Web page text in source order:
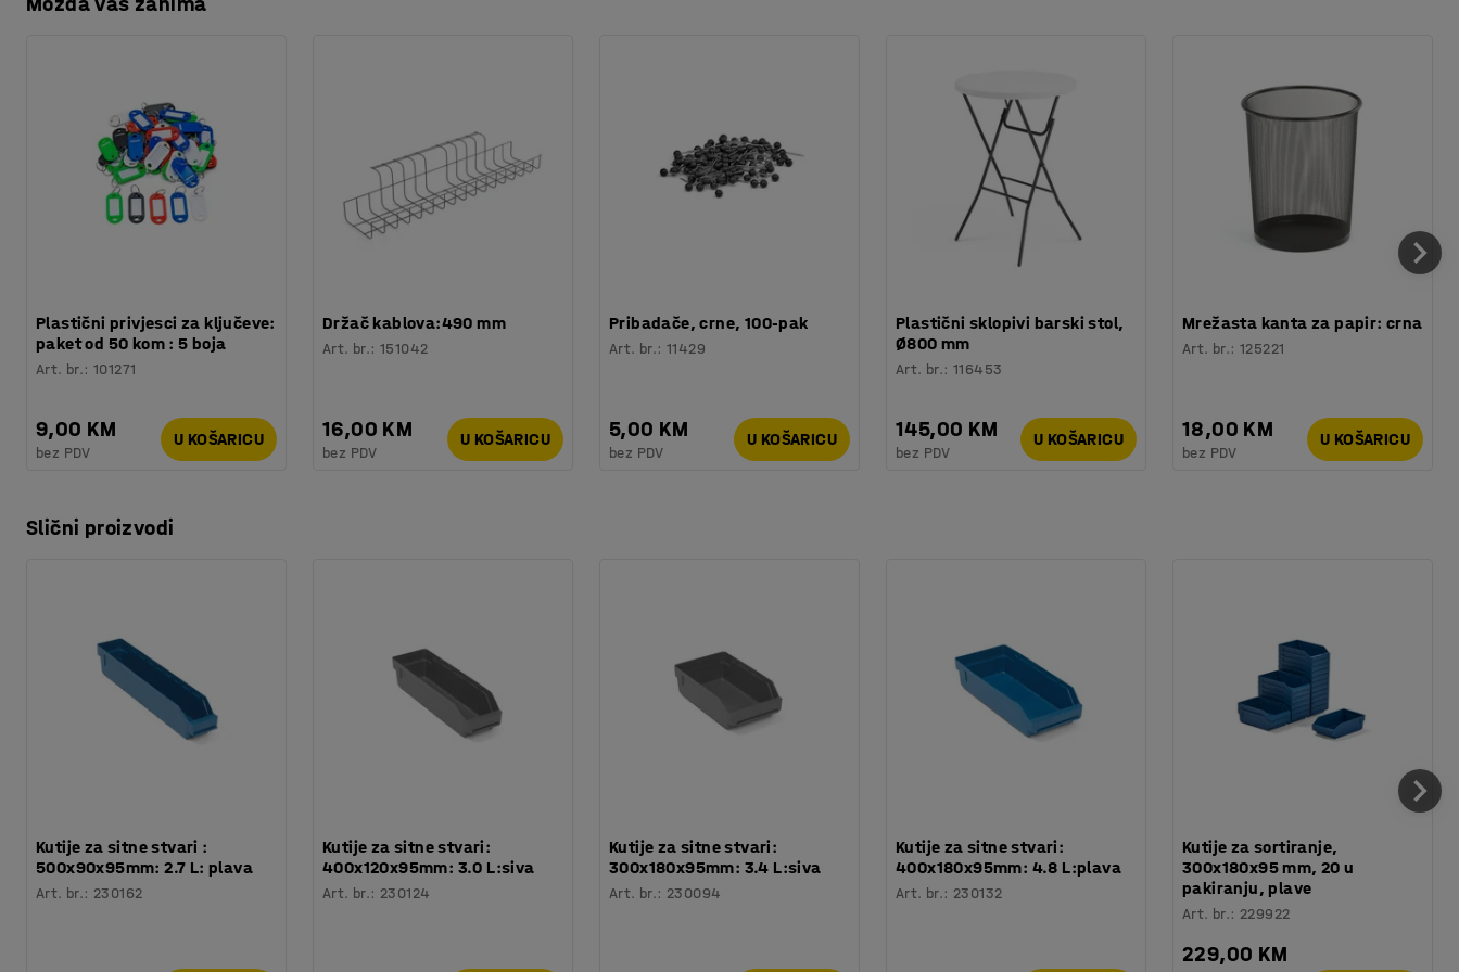
Širina, unutarnja: 210 mm
: Siva
Broj /pakiranje: 1
Potreban broj osoba: 1
Procjena vremena: 5 Min
0,3 kg
Preuzmite upute za održavanjen
Plastični privjesci za ključeve:
paket od 50 kom : 5 boja
Art. br.:101271
9,00 KM
bez PDV
U KOŠARICU
Držač kablova:490 mm
Art. br.:151042
16,00 KM
bez PDV
U KOŠARICU
Pribadače, crne, 100-pak
Art. br.:11429
5,00 KM
bez PDV
U KOŠARICU
Plastični sklopivi barski stol,
Ø800 mm
Art. br.:116453
145,00 KM
bez PDV
U KOŠARICU
Mrežasta kanta za papir: crna
Art. br.:125221
18,00 KM
bez PDV
U KOŠARICU
Slični proizvodi
Kutije za sitne stvari :
500x90x95mm: 2.7 L: plava
Art. br.: 230162
Kutije za sitne stvari:
400x120x95mm: 3.0 L:siva
Art. br.: 230124
Kutije za sitne stvari:
300x180x95mm: 3.4 L:siva
Art. br.: 230094
Kutije za sitne stvari:
400x180x95mm: 4.8 L:plava
Art. br.: 230132
Kutije za sortiranje,
300x180x95 mm, 20 u
pakiranju, plave
Art. br.: 229922
229,00 KM